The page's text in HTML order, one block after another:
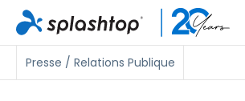
Presse / Relations Publique